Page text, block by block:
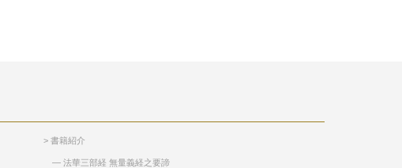
> 書籍紹介
― 法華三部経 無量義経之要諦